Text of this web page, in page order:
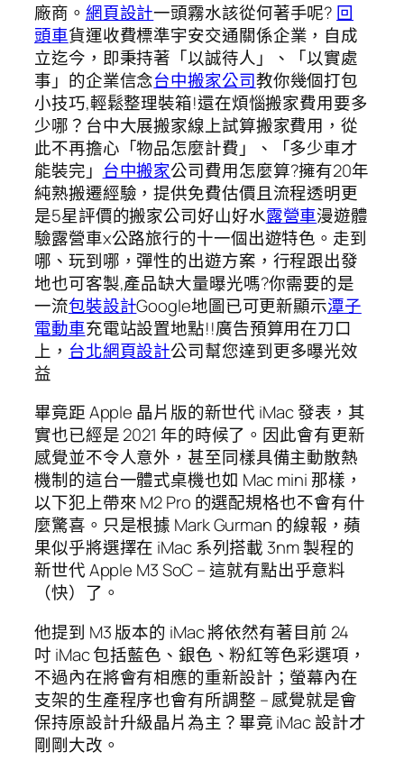
廠商。 網頁設計一頭霧水該從何著手呢? 回
頭車貨運收費標準宇安交通關係企業，自成
立迄今，即秉持著「以誠待人」、「以實處
事」的企業信念台中搬家公司教你幾個打包
小技巧,輕鬆整理裝箱!還在煩惱搬家費用要多
少哪？台中大展搬家線上試算搬家費用，從
此不再擔心「物品怎麼計費」、「多少車才
能裝完」 台中搬家公司費用怎麼算?擁有20年
純熟搬遷經驗，提供免費估價且流程透明更
是5星評價的搬家公司好山好水露營車漫遊體
驗露營車x公路旅行的十一個出遊特色。走到
哪、玩到哪，彈性的出遊方案，行程跟出發
地也可客製,產品缺大量曝光嗎?你需要的是
一流包裝設計Google地圖已可更新顯示潭子
電動車充電站設置地點!!廣告預算用在刀口
上， 台北網頁設計公司幫您達到更多曝光效
益
畢竟距 Apple 晶片版的新世代 iMac 發表，其
實也已經是 2021 年的時候了。因此會有更新
感覺並不令人意外，甚至同樣具備主動散熱
機制的這台一體式桌機也如 Mac mini 那樣，
以下犯上帶來 M2 Pro 的選配規格也不會有什
麼驚喜。只是根據 Mark Gurman 的線報，蘋
果似乎將選擇在 iMac 系列搭載 3nm 製程的
新世代 Apple M3 SoC – 這就有點出乎意料
（快）了。
他提到 M3 版本的 iMac 將依然有著目前 24
吋 iMac 包括藍色、銀色、粉紅等色彩選項，
不過內在將會有相應的重新設計；螢幕內在
支架的生產程序也會有所調整 – 感覺就是會
保持原設計升級晶片為主？畢竟 iMac 設計才
剛剛大改。